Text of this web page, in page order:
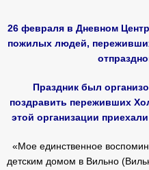
26 февраля в Дневном
пожилых людей,
Праздник был
поздравить переживших
этой организации
«Мое единственное
детским домом в Вильно